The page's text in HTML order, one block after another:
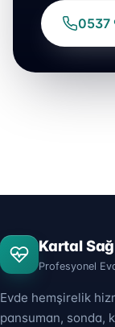
0537
Kartal
Profesyonel
Evde hemşirelik
pansuman, sonda,